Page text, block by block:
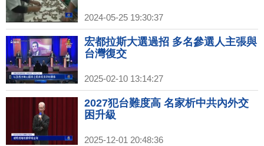
2024-05-25 19:30:37
宏都拉斯大選過招 多名參選人主張與
台灣復交
2025-02-10 13:14:27
2027犯台難度高 名家析中共內外交
困升級
2025-12-01 20:48:36